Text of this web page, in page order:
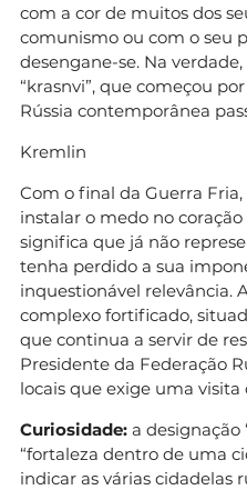
com a cor de muitos dos
comunismo ou com o seu
desengane-se. Na
“krasnvi”, que começou
Rússia contemporânea
Kremlin
Com o final da Guerra Fria,
instalar o medo no
significa que já não
tenha perdido a sua
inquestionável relevância.
complexo fortificado,
que continua a servir de
Presidente da Federação
locais que exige uma visita
Curiosidade: a designação
“fortaleza dentro de uma
indicar as várias cidadelas